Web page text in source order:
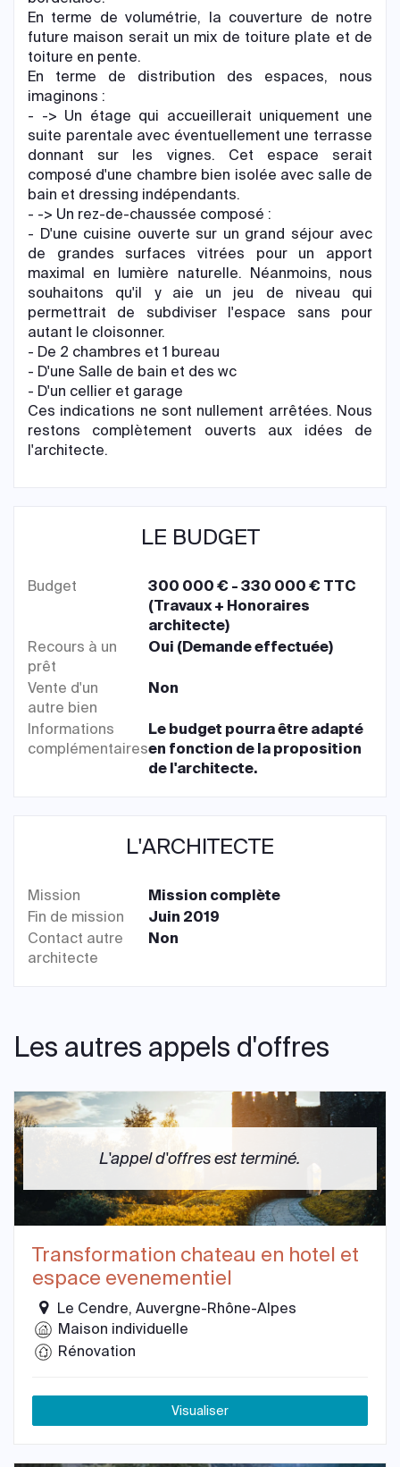
En terme de volumétrie, la couverture de notre
future maison serait un mix de toiture plate et de
toiture en pente.
En terme de distribution des espaces, nous
imaginons :
- -> Un étage qui accueillerait uniquement une
suite parentale avec éventuellement une terrasse
donnant sur les vignes. Cet espace serait
composé d'une chambre bien isolée avec salle de
bain et dressing indépendants.
- -> Un rez-de-chaussée composé :
- D'une cuisine ouverte sur un grand séjour avec
de grandes surfaces vitrées pour un apport
maximal en lumière naturelle. Néanmoins, nous
souhaitons qu'il y aie un jeu de niveau qui
permettrait de subdiviser l'espace sans pour
autant le cloisonner.
- De 2 chambres et 1 bureau
- D'une Salle de bain et des wc
- D'un cellier et garage
Ces indications ne sont nullement arrêtées. Nous
restons complètement ouverts aux idées de
l'architecte.
LE BUDGET
Budget
300 000 € - 330 000 € TTC
(Travaux + Honoraires
architecte)
Recours à un
prêt
Oui (Demande effectuée)
Vente d'un
autre bien
Non
Informations
complémentaires
Le budget pourra être adapté
en fonction de la proposition
de l'architecte.
L'ARCHITECTE
Mission
Mission complète
Fin de mission
Juin 2019
Contact autre
architecte
Non
Les autres appels d'offres
L'appel d'offres est terminé.
Transformation chateau en hotel et
espace evenementiel
Le Cendre, Auvergne-Rhône-Alpes
Maison individuelle
Rénovation
Visualiser